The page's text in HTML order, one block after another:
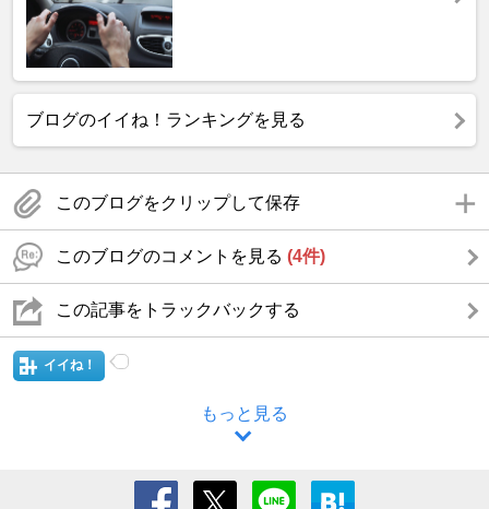
ブログのイイね！ランキングを見る
このブログをクリップして保存
このブログのコメントを見る (4件)
この記事をトラックバックする
イイね！
もっと見る